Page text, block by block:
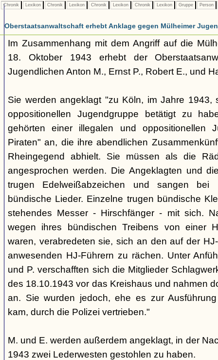
Chronik Lexikon Chronik Lexikon Chronik Lexikon Chronik Lexikon Gruppe Person
Oberstaatsanwaltschaft erhebt Anklage gegen Mülheimer
Im Zusammenhang mit dem Angriff auf die
18. Oktober 1943 erhebt der
Jugendlichen Anton M., Ernst P., Robert E., und
Sie werden angeklagt "zu Köln, im Jahre 1943,
oppositionellen Jugendgruppe betätigt zu
gehörten einer illegalen und oppositionellen
Piraten" an, die ihre abendlichen
Rheingegend abhielt. Sie müssen als die
angesprochen werden. Die Angeklagten und
trugen Edelweißabzeichen und sangen bei
bündische Lieder. Einzelne trugen bündische
stehendes Messer - Hirschfänger - mit sich.
wegen ihres bündischen Treibens von einer
waren, verabredeten sie, sich an den auf der
anwesenden HJ-Führern zu rächen. Unter
und P. verschafften sich die Mitglieder
des 18.10.1943 vor das Kreishaus und nahmen
an. Sie wurden jedoch, ehe es zur
kam, durch die Polizei vertrieben."
M. und E. werden außerdem angeklagt, in der
1943 zwei Lederwesten gestohlen zu haben.